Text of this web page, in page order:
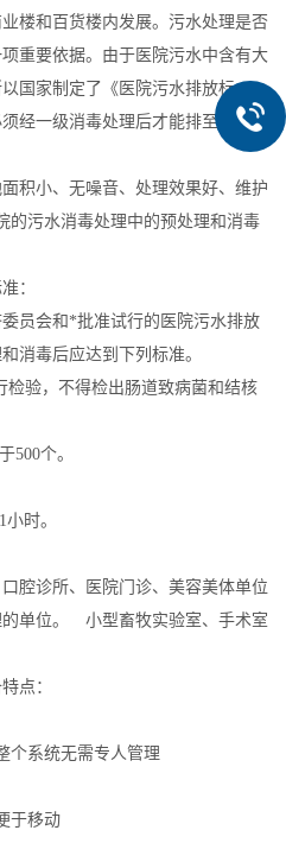
楼和百货楼内发展。污水处理是否
重要依据。由于医院污水中含有大
国家制定了《医院污水排放标
经一级消毒处理后才能排至市政管
小、无噪音、处理效果好、维护
的污水消毒处理中的预处理和消毒
：
员会和*批准试行的医院污水排放
消毒后应达到下列标准。
验，不得检出肠道致病菌和结核
个。
时。
诊所、医院门诊、美容美体单位
单位。 小型畜牧实验室、手术室
点：
系统无需专人管理
于移动